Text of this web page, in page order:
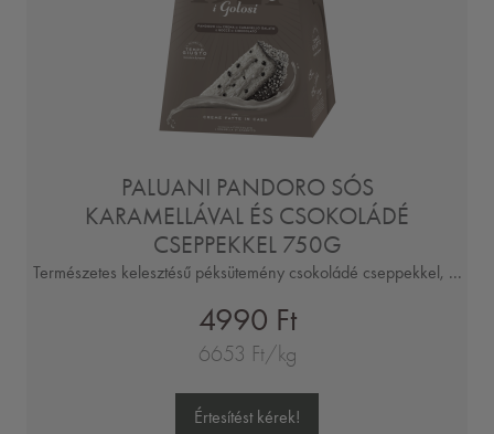
PALUANI PANDORO SÓS
KARAMELLÁVAL ÉS CSOKOLÁDÉ
CSEPPEKKEL 750G
Természetes kelesztésű péksütemény csokoládé cseppekkel, ...
4990 Ft
6653 Ft/kg
Értesítést kérek!